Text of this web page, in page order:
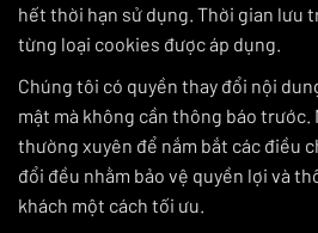
hết thời hạn sử dụng. Thời gian lưu
từng loại cookies được áp dụng.
Chúng tôi có quyền thay đổi nội
mật mà không cần thông báo
thường xuyên để nắm bắt các điều
đổi đều nhằm bảo vệ quyền lợi và
khách một cách tối ưu.